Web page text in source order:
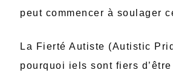
peut commencer à soulager
La Fierté Autiste (Autistic
pourquoi iels sont fiers